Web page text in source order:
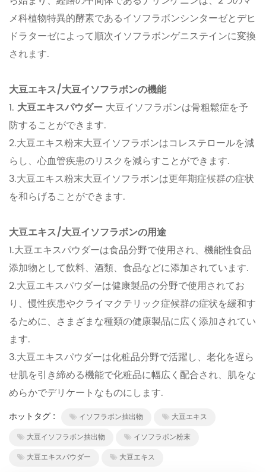
メ科植物特異的酵素であるイソフラボンシンターゼとデヒ
ドラターゼによって順次イソフラボンゲニステインに変換
されます.
大豆エキス/大豆イソフラボンの機能
1. 大豆エキスパウダー 大豆イソフラボンは骨粗鬆症を予
防することができます.
2.大豆エキス粉末大豆イソフラボンはコレステロールを減
らし、心血管疾患のリスクを減らすことができます.
3.大豆エキス粉末大豆イソフラボンは更年期症候群の症状
を和らげることができます.
大豆エキス/大豆イソフラボンの用途
1.大豆エキスパウダーは食品分野で使用され、機能性食品
添加物として飲料、酒類、食品などに添加されています.
2.大豆エキスパウダーは健康製品の分野で使用されてお
り、慢性疾患やクライマクテリック症候群の症状を緩和す
るために、さまざまな種類の健康製品に広く添加されてい
ます.
3.大豆エキスパウダーは化粧品分野で活躍し、老化を遅ら
せ肌を引き締める機能で化粧品に幅広く配合され、肌をな
めらかでデリケートなものにします.
ホットタグ : イソフラボン抽出物
大豆エキス
大豆イソフラボン抽出物
イソフラボン粉末
大豆エキスパウダー
大豆エキス